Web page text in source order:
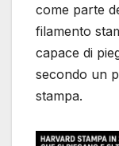
come parte
filamento
capace di
secondo un
stampa.